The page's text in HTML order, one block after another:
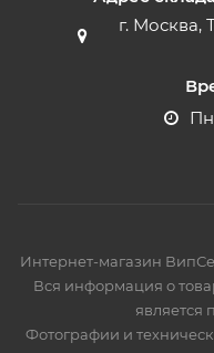
г. Москва,
Интернет-магазин
Вся информация о
является
Фотографии и